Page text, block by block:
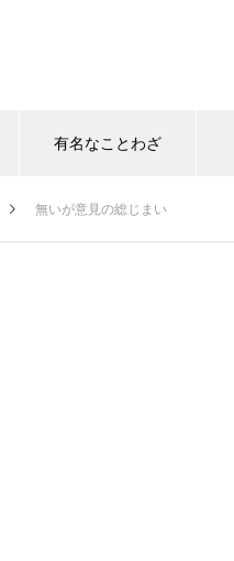
有名なことわざ
無いが意見の総じまい